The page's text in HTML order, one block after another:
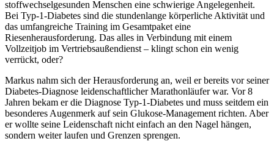
stoffwechselgesunden Menschen eine schwierige Angelegenheit.
Bei Typ-1-Diabetes sind die stundenlange körperliche Aktivität und
das umfangreiche Training im Gesamtpaket eine
Riesenherausforderung. Das alles in Verbindung mit einem
Vollzeitjob im Vertriebsaußendienst – klingt schon ein wenig
verrückt, oder?
Markus nahm sich der Herausforderung an, weil er bereits vor seiner
Diabetes-Diagnose leidenschaftlicher Marathonläufer war. Vor 8
Jahren bekam er die Diagnose Typ-1-Diabetes und muss seitdem ein
besonderes Augenmerk auf sein Glukose-Management richten. Aber
er wollte seine Leidenschaft nicht einfach an den Nagel hängen,
sondern weiter laufen und Grenzen sprengen.